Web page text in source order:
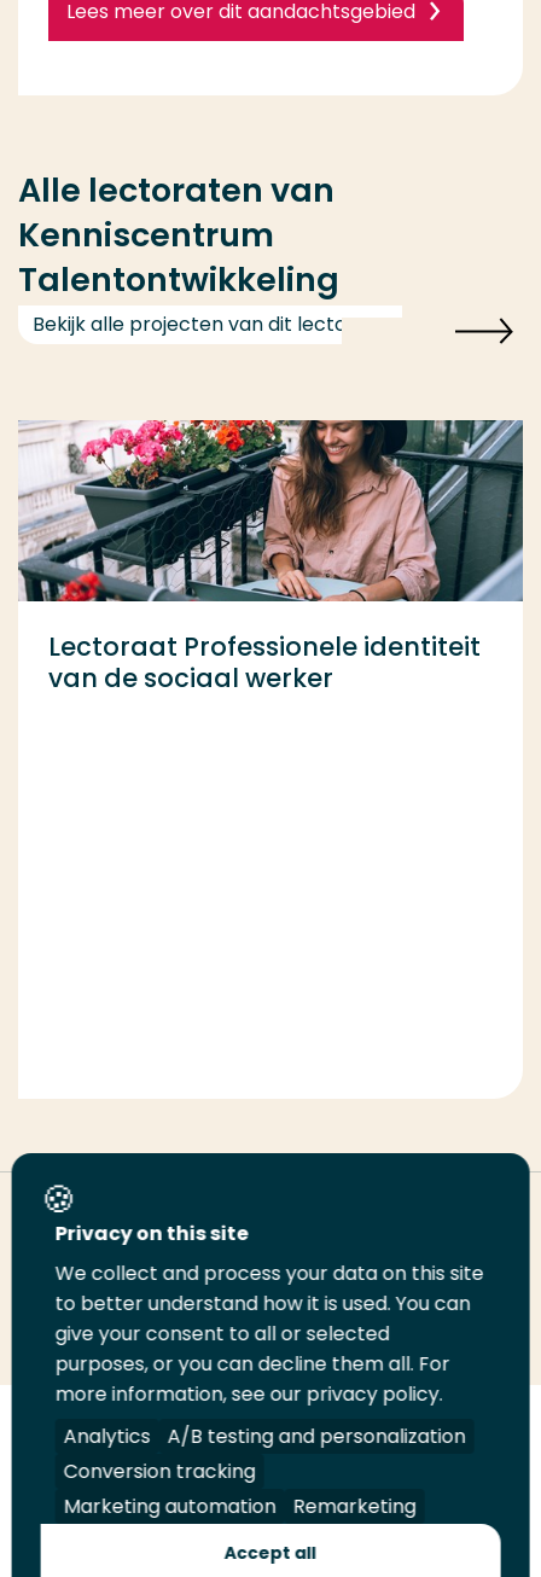
Lees meer over dit aandachtsgebied
Alle lectoraten van
Kenniscentrum
Talentontwikkeling
Bekijk alle projecten van dit lectoraat
Lectoraat Professionele identiteit
van de sociaal werker
Deel deze pagina
Deel
LinkedIn
Deel
op
Twitter
Deel
op
Facebook
Email
deze
pagina
Print
deze
pagina
Volg
ons
op
LinkedIn
Volg
ons
op
Facebook
Volg
ons
op
YouTube
Volg
ons
op
Instagram
Juridisch Security A-Z Index
Contact
Privacy on this site
We collect and process your data on this site
to better understand how it is used. You can
give your consent to all or selected
purposes, or you can decline them all. For
more information, see our privacy policy.
Analytics
A/B testing and personalization
Conversion tracking
Marketing automation
Remarketing
Accept all